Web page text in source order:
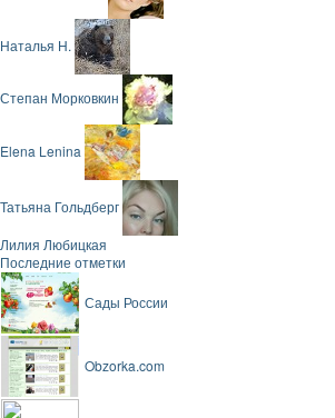
Наталья Н.
Степан Морковкин
Elena Lenina
Татьяна Гольдберг
Лилия Любицкая
Последние отметки
Сады России
Obzorka.com